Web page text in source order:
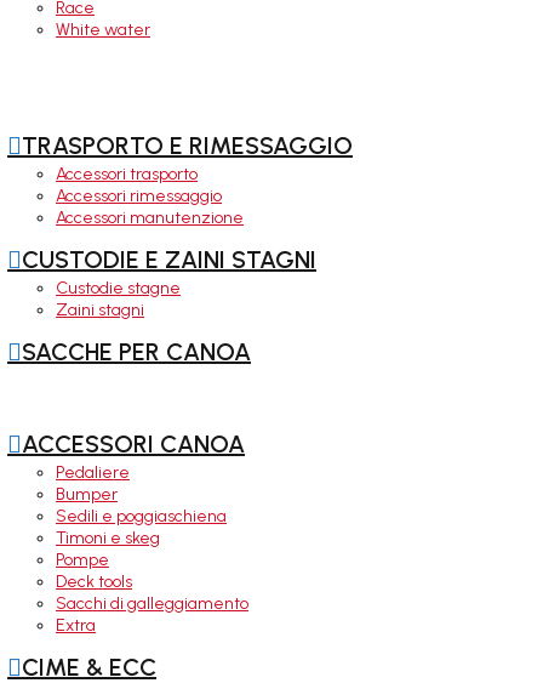
Race
White water
TRASPORTO E RIMESSAGGIO
Accessori trasporto
Accessori rimessaggio
Accessori manutenzione
CUSTODIE E ZAINI STAGNI
Custodie stagne
Zaini stagni
SACCHE PER CANOA
ACCESSORI CANOA
Pedaliere
Bumper
Sedili e poggiaschiena
Timoni e skeg
Pompe
Deck tools
Sacchi di galleggiamento
Extra
CIME & ECC